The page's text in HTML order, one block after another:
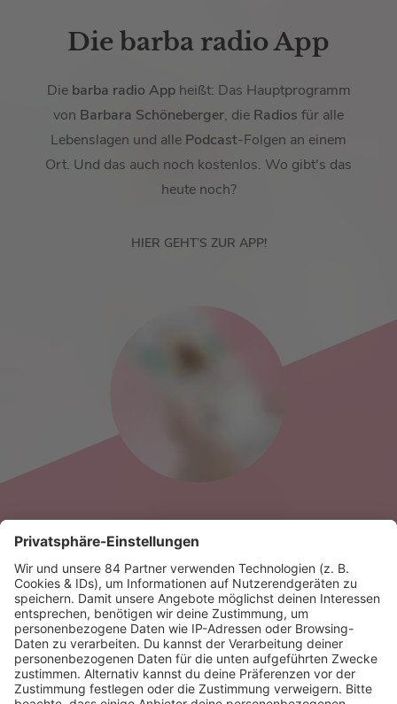
Die barba radio App
Diebarba radio Appheißt: Das Hauptprogramm
von Barbara Schöneberger, die Radios für alle
Lebenslagen und alle Podcast-Folgen an einem
Ort. Und das auch noch kostenlos. Wo gibt's das
heute noch?
HIER GEHT’S ZUR APP!
News zu Thorsten Schorn